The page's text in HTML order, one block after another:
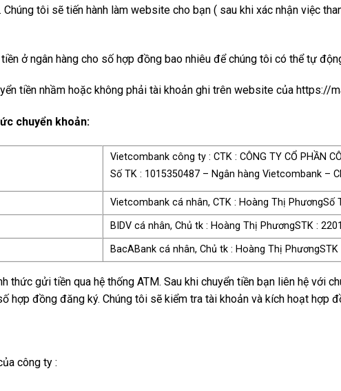
tôi sẽ tiến hành làm website cho bạn ( sau khi xác nhận việc
ở ngân hàng cho số hợp đồng bao nhiêu để chúng tôi có thể tự
tiền nhầm hoặc không phải tài khoản ghi trên website của https://
chuyển khoản:
Vietcombank công ty : CTK : CÔNG TY CỔ PHẦN
Số TK : 1015350487 – Ngân hàng Vietcombank –
Vietcombank cá nhân, CTK : Hoàng Thị PhươngSố
BIDV cá nhân, Chủ tk : Hoàng Thị PhươngSTK :
BacABank cá nhân, Chủ tk : Hoàng Thị PhươngSTK
thức gửi tiền qua hệ thống ATM. Sau khi chuyển tiền bạn liên hệ với
hợp đồng đăng ký. Chúng tôi sẽ kiểm tra tài khoản và kích hoạt hợp
công ty :